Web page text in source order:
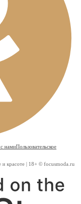
с намиПользовательское
красоте | 18+ © focusmoda.ru